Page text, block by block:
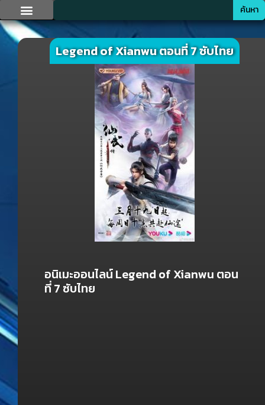
ค้นหา
Legend of Xianwu ตอนที่ 7 ซับไทย
อนิเมะออนไลน์ Legend of Xianwu ตอน
ที่ 7 ซับไทย